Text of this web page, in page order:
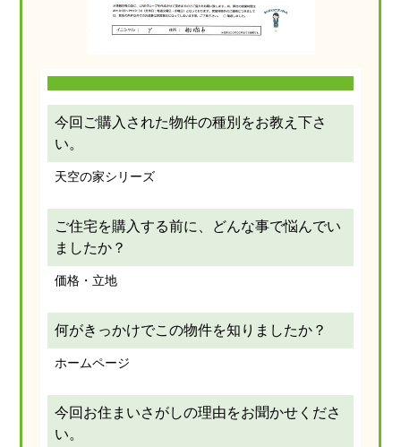
今回ご購入された物件の種別をお教え下さ
い。
天空の家シリーズ
ご住宅を購入する前に、どんな事で悩んでい
ましたか？
価格・立地
何がきっかけでこの物件を知りましたか？
ホームページ
今回お住まいさがしの理由をお聞かせくださ
い。